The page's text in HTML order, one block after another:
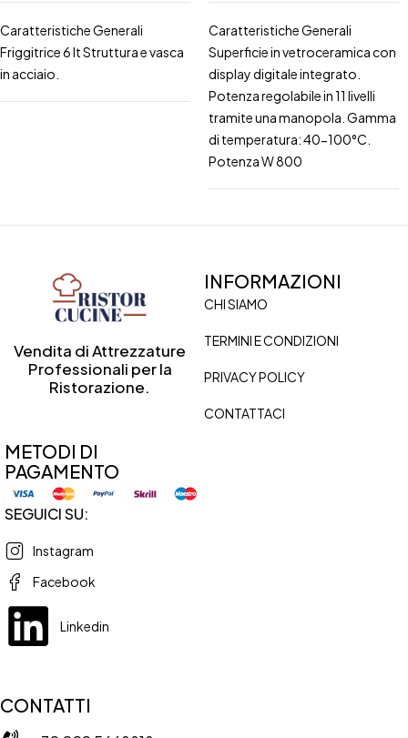
Caratteristiche Generali
Friggitrice 6 lt Struttura e vasca
in acciaio.
Caratteristiche Generali
Superficie in vetroceramica con
display digitale integrato.
Potenza regolabile in 11 livelli
tramite una manopola. Gamma
di temperatura: 40-100°C.
Potenza W 800
Vendita di Attrezzature
Professionali per la
Ristorazione.
INFORMAZIONI
CHI SIAMO
TERMINI E CONDIZIONI
PRIVACY POLICY
CONTATTACI
METODI DI
PAGAMENTO
SEGUICI SU:
Instagram
Facebook
Linkedin
CONTATTI